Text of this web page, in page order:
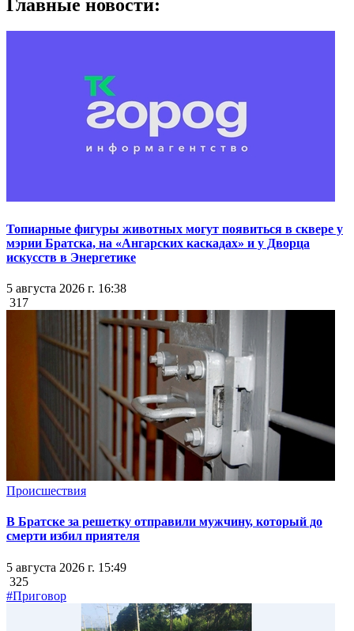
Главные новости:
Топиарные фигуры животных могут появиться в сквере у
мэрии Братска, на «Ангарских каскадах» и у Дворца
искусств в Энергетике
5 августа 2026 г. 16:38
317
Происшествия
В Братске за решетку отправили мужчину, который до
смерти избил приятеля
5 августа 2026 г. 15:49
325
#Приговор